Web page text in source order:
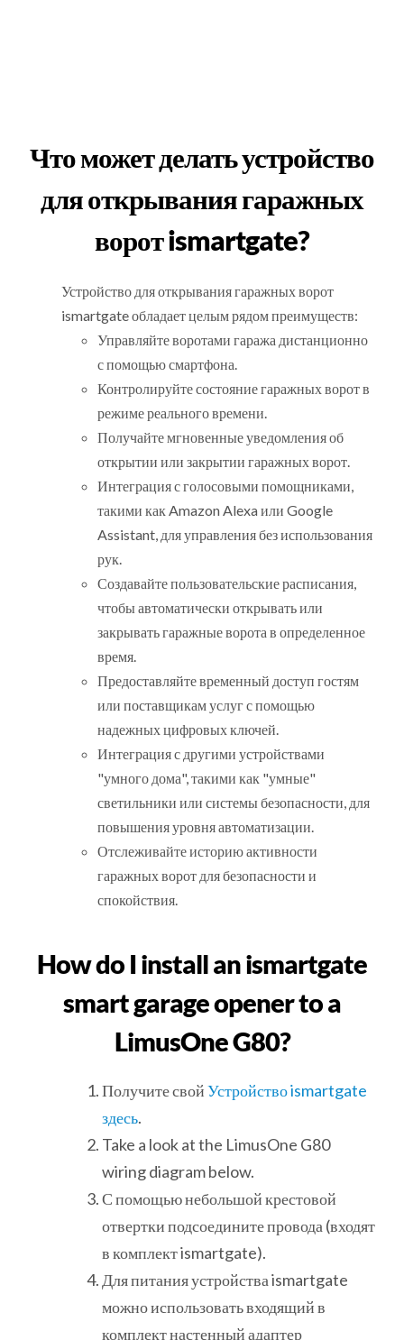
Что может делать устройство
для открывания гаражных
ворот ismartgate?
Устройство для открывания гаражных ворот
ismartgate обладает целым рядом преимуществ:
Управляйте воротами гаража дистанционно
с помощью смартфона.
Контролируйте состояние гаражных ворот в
режиме реального времени.
Получайте мгновенные уведомления об
открытии или закрытии гаражных ворот.
Интеграция с голосовыми помощниками,
такими как Amazon Alexa или Google
Assistant, для управления без использования
рук.
Создавайте пользовательские расписания,
чтобы автоматически открывать или
закрывать гаражные ворота в определенное
время.
Предоставляйте временный доступ гостям
или поставщикам услуг с помощью
надежных цифровых ключей.
Интеграция с другими устройствами
"умного дома", такими как "умные"
светильники или системы безопасности, для
повышения уровня автоматизации.
Отслеживайте историю активности
гаражных ворот для безопасности и
спокойствия.
How do I install an ismartgate
smart garage opener to a
LimusOne G80?
Получите свойУстройство ismartgate
здесь.
Take a look at the LimusOne G80
wiring diagram below.
С помощью небольшой крестовой
отвертки подсоедините провода (входят
в комплект ismartgate).
Для питания устройства ismartgate
можно использовать входящий в
комплект настенный адаптер